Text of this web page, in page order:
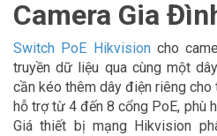
Camera Gia
Switch PoE Hikvisioncho
truyền dữ liệu qua cùng một
cần kéo thêm dây điện riêng cho
hỗ trợ từ 4 đến 8 cổng PoE, phù
Giá thiết bị mạng Hikvision